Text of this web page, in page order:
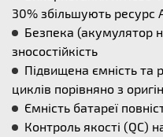
30% збільшують ресурс
Безпека (акумулятор
зносостійкість
Підвищена ємність та
циклів порівняно з
Ємність батареї
Контроль якості (QC)